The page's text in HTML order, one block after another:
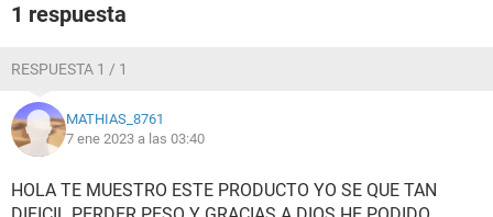
1 respuesta
RESPUESTA 1 / 1
MATHIAS_8761
7 ene 2023 a las 03:40
HOLA TE MUESTRO ESTE PRODUCTO YO SE QUE TAN